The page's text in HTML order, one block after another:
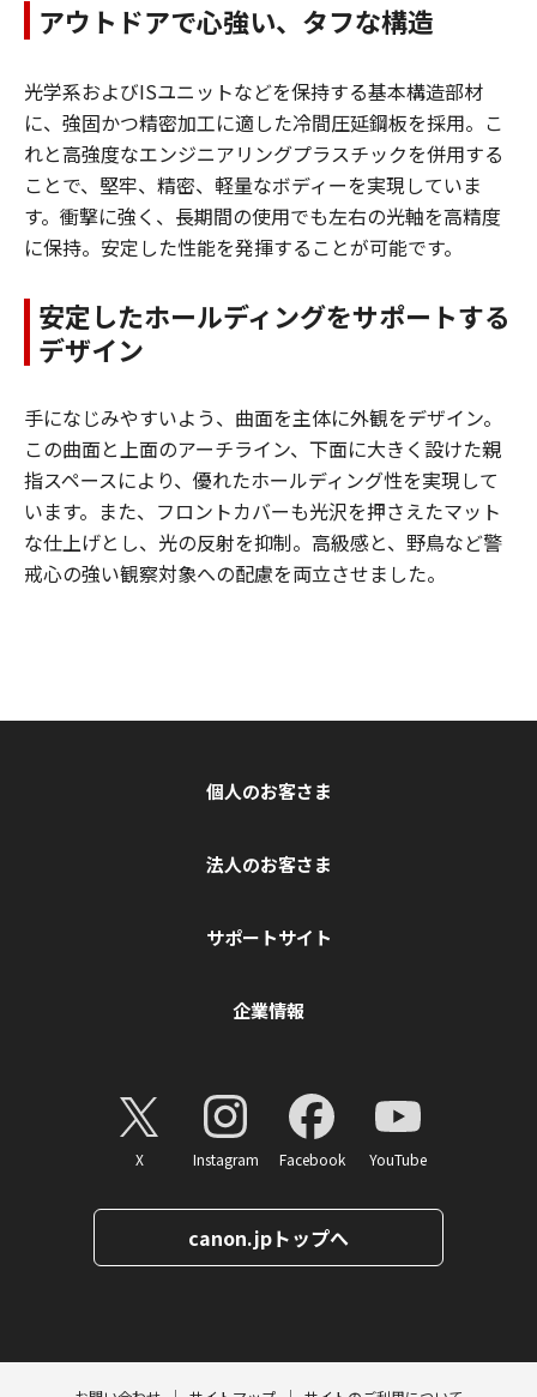
アウトドアで心強い、タフな構造
光学系およびISユニットなどを保持する基本構造部材
に、強固かつ精密加工に適した冷間圧延鋼板を採用。こ
れと高強度なエンジニアリングプラスチックを併用する
ことで、堅牢、精密、軽量なボディーを実現していま
す。衝撃に強く、長期間の使用でも左右の光軸を高精度
に保持。安定した性能を発揮することが可能です。
安定したホールディングをサポートする
デザイン
手になじみやすいよう、曲面を主体に外観をデザイン。
この曲面と上面のアーチライン、下面に大きく設けた親
指スペースにより、優れたホールディング性を実現して
います。また、フロントカバーも光沢を押さえたマット
な仕上げとし、光の反射を抑制。高級感と、野鳥など警
戒心の強い観察対象への配慮を両立させました。
個人のお客さま
法人のお客さま
サポートサイト
企業情報
X Instagram Facebook YouTube
canon.jpトップへ